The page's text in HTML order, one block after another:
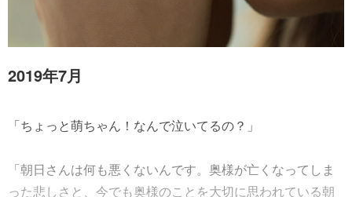
2019年7月
「ちょっと萌ちゃん！なんで泣いてるの？」
「朝日さんは何も悪くないんです。奥様が亡くなってしま
った悲しさと、今でも奥様のことを大切に思われている朝